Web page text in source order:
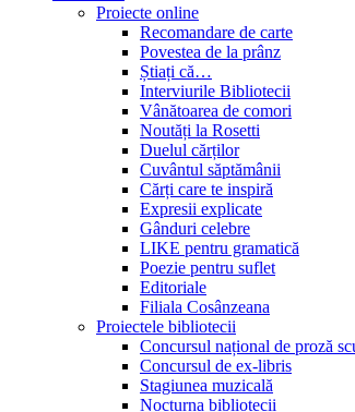
Proiecte online
Recomandare de carte
Povestea de la prânz
Știați că…
Interviurile Bibliotecii
Vânătoarea de comori
Noutăți la Rosetti
Duelul cărților
Cuvântul săptămânii
Cărți care te inspiră
Expresii explicate
Gânduri celebre
LIKE pentru gramatică
Poezie pentru suflet
Editoriale
Filiala Cosânzeana
Proiectele bibliotecii
Concursul național de proză
Concursul de ex-libris
Stagiunea muzicală
Nocturna bibliotecii